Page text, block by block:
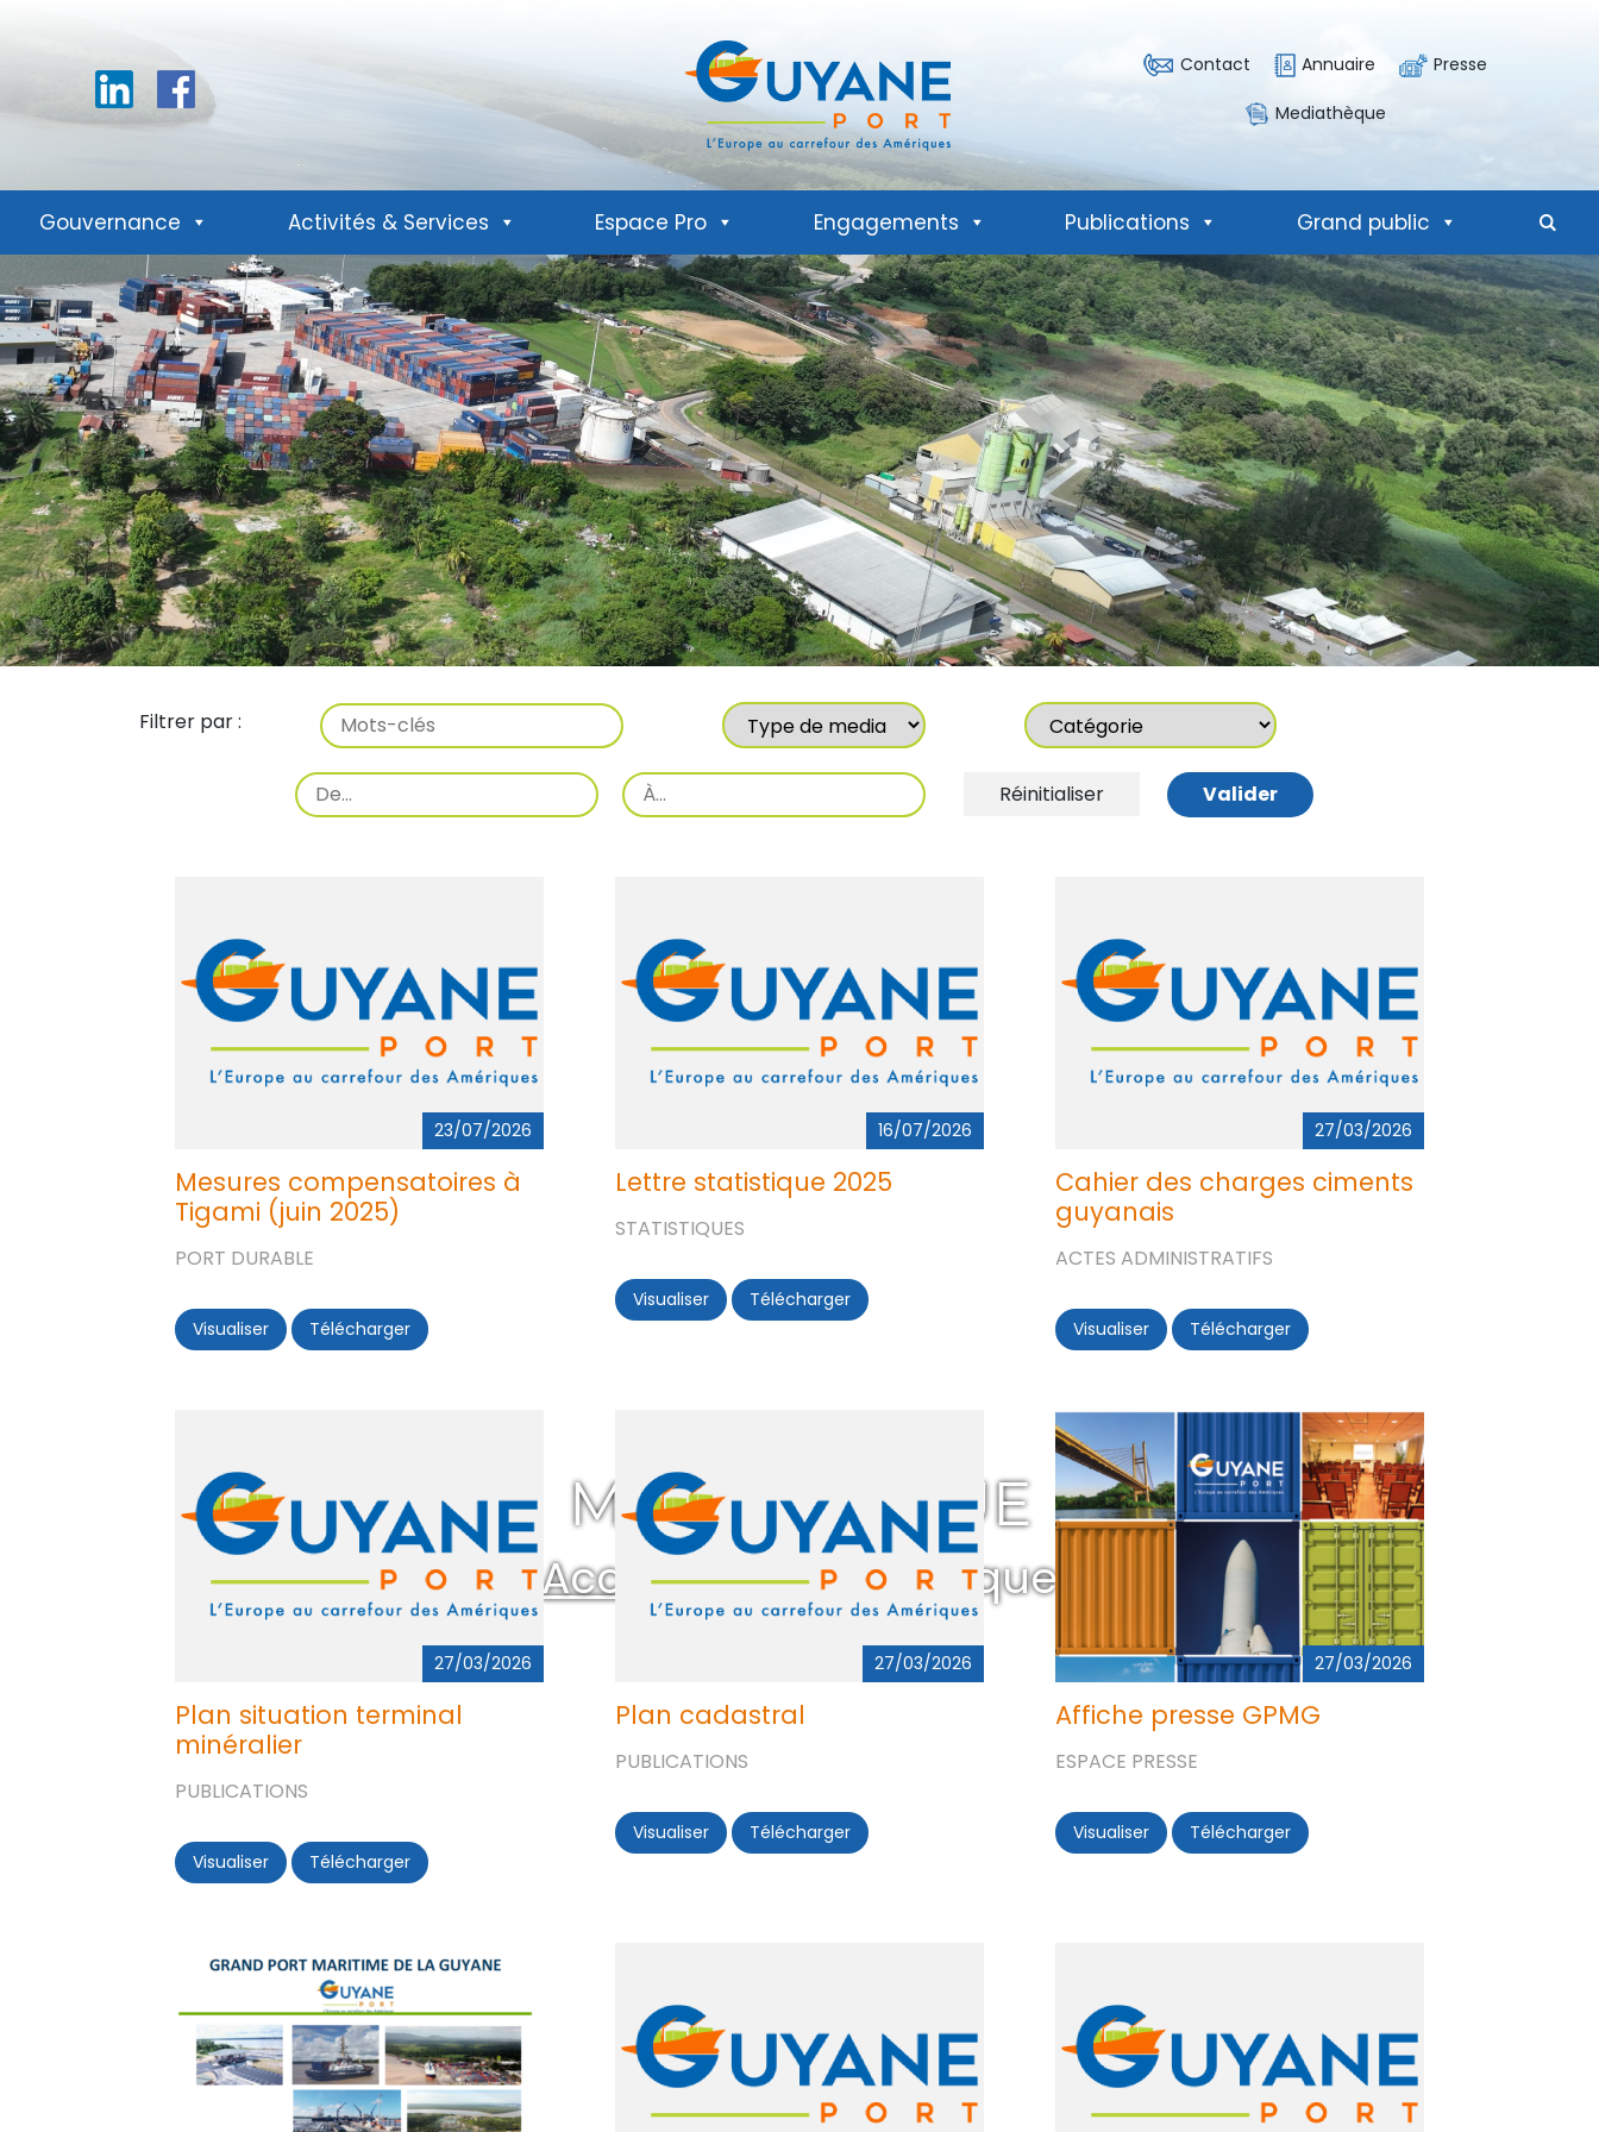
LinkedinFacebook
Contact Annuaire Presse
Mediathèque
Gouvernance Activités & Services Espace Pro Engagements Publications Grand public
MÉDIATHÈQUE
Accueil-> Médiathèque
Mots-
clés
Type
de
media
Catégorie
Période Période Réinitialiser
23/07/2026
Mesures compensatoires à
Tigami (juin 2025)
PORT DURABLE
Visualiser Mesures compensatoires à Tigami (juin 2025)
Télécharger Mesures compensatoires à Tigami (juin 2025)
16/07/2026
Lettre statistique 2025
STATISTIQUES
Visualiser Lettre statistique 2025
Télécharger Lettre statistique 2025
27/03/2026
Cahier des charges ciments
guyanais
ACTES ADMINISTRATIFS
Visualiser Cahier des charges ciments guyanais
Télécharger Cahier des charges ciments
27/03/2026
Plan situation terminal
minéralier
PUBLICATIONS
Visualiser Plan situation terminal minéralier
Télécharger Plan situation terminal minéralier
27/03/2026
Plan cadastral
PUBLICATIONS
Visualiser Plan cadastral
Télécharger Plan cadastral
27/03/2026
Affiche presse GPMG
ESPACE PRESSE
Visualiser Affiche presse GPMG
Télécharger Affiche presse GPMG